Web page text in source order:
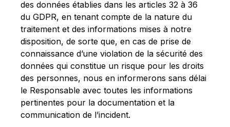
des données établies dans les articles 32 à 36
du GDPR, en tenant compte de la nature du
traitement et des informations mises à notre
disposition, de sorte que, en cas de prise de
connaissance d’une violation de la sécurité des
données qui constitue un risque pour les droits
des personnes, nous en informerons sans délai
le Responsable avec toutes les informations
pertinentes pour la documentation et la
communication de l’incident.